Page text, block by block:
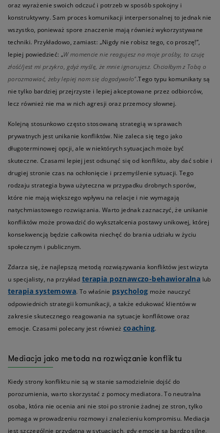
oraz wyrażenie swoich odczuć i potrzeb w sposób spokojny i
konstruktywny. Sam proces komunikacji interpersonalnej to jednak nie
wszystko, ponieważ spore znaczenie mają również wykorzystywane
techniki. Przykładowo, zamiast: „Nigdy nie robisz tego, co proszę!”,
lepiej powiedzieć: „W momencie nie reagujesz na moje prośby, to czuję
złość/jest mi przykro, gdyż myślę, że mnie ignorujesz. Chciałbym z Tobą o
porozmawiać, żeby lepiej nam się dogadywało”.Tego typu komunikaty są
nie tylko bardziej przejrzyste i lepiej akceptowane przez odbiorców,
lecz również nie ma w nich agresji oraz przemocy słownej.
Kolejną stosunkowo często stosowaną strategią w sprawach
prywatnych jest unikanie konfliktów. Nie zaleca się tego jako
długoterminowej opcji, ale w niektórych sytuacjach może być
skuteczne. Czasami lepiej jest odsunąć się od konfliktu, aby dać sobie i
drugiej stronie czas na ochłonięcie i przemyślenie sytuacji. Tego
rodzaju strategia bywa użyteczna w przypadku drobnych sporów,
które nie mają większego wpływu na relacje i nie wymagają
natychmiastowego rozwiązania. Warto jednak zaznaczyć, że unikanie
konfliktów może prowadzić do wykształcenia postawy unikowej, której
konsekwencją będzie całkowita niechęć do brania udziału w życiu
społecznym i publicznym.
Zdarza się, że najlepszą metodą rozwiązywania konfliktów jest wizyta
u specjalisty, na przykład terapia poznawczo-behawioralna lub
terapia systemowa. To właśnie psycholog może nauczyć
odpowiednich strategii komunikacji, a także edukować klientów w
zakresie skutecznego reagowania na sytuacje konfliktowe oraz
emocje. Czasami polecany jest również coaching.
Mediacja jako metoda na rozwiązanie konfliktu
Kiedy strony konfliktu nie są w stanie samodzielnie dojść do
porozumienia, warto skorzystać z pomocy mediatora. To neutralna
osoba, która nie ocenia ani nie stoi po stronie żadnej ze stron, tylko
pomaga w prowadzeniu rozmowy i znalezieniu kompromisu. Mediacja
jest szczególnie przydatna w sytuacjach, gdy emocje są bardzo silne,